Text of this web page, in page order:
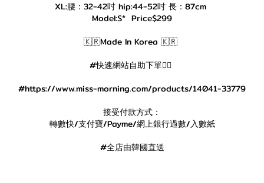
XL:腰：32-42吋 hip:44-52吋 長：87cm
Model:S* Price$299
🇰🇷Made In Korea 🇰🇷
#快速網站自助下單👇🏻
#https://www.miss-morning.com/products/14041-33779
接受付款方式：
轉數快/支付寶/Payme/網上銀行過數/入數紙
#全店由韓國直送